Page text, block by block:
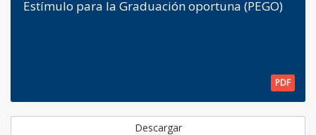
Estímulo para la Graduación oportuna (PEGO)
PDF
Descargar